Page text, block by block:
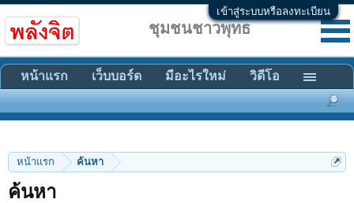
เข้าสู่ระบบหรือลงทะเบียน
หน้าแรก ค้นหา
ค้นหา
ชุมชนชาวพุทธ
หน้าแรก เว็บบอร์ด มีอะไรใหม่ วิดีโอ